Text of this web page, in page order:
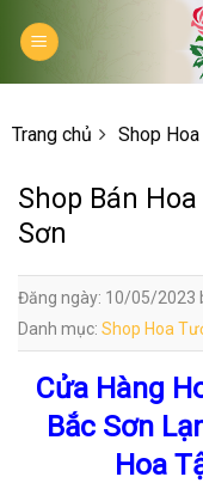
Trang chủ Shop
Shop Bán
Sơn
Đăng ngày: 10/05/2023
Danh mục: Shop Hoa
Cửa Hàng
Bắc Sơn
Hoa